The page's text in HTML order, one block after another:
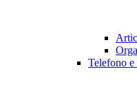
Telefono e